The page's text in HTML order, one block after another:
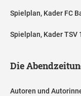
Spielplan, Kader FC
Spielplan, Kader TSV
Die
Autoren und